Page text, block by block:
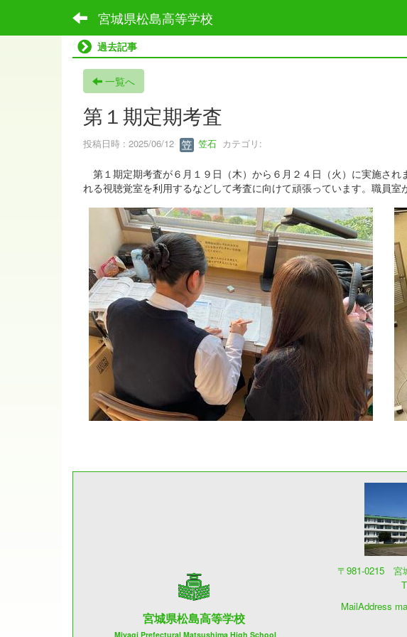
宮城県松島高等学校
過去記事
一覧へ
第１期定期考査
投稿日時 : 2025/06/12 笠石 カテゴリ:
第１期定期考査が６月１９日（木）から６月２４日（火）に実施さ
れる視聴覚室を利用するなどして考査に向けて頑張っています。職員
宮城県松島高等学校
Miyagi Prefectural Matsushima High School
〒981-0215 宮
MailAddress